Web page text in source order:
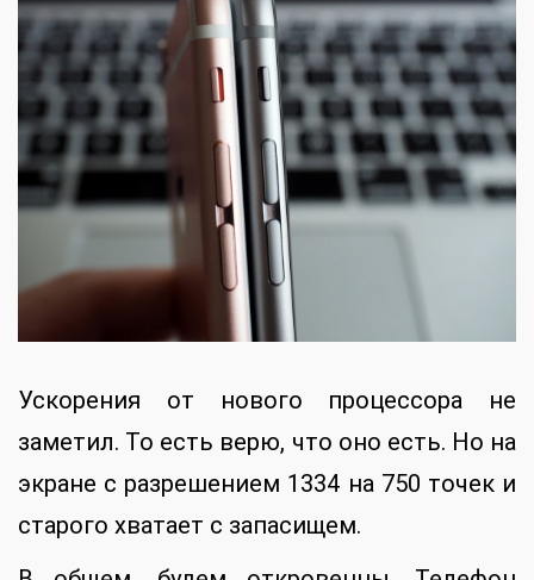
Ускорения от нового процессора не
заметил. То есть верю, что оно есть. Но на
экране с разрешением 1334 на 750 точек и
старого хватает с запасищем.